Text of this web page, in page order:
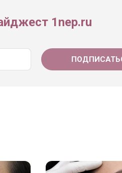
1nep.ru